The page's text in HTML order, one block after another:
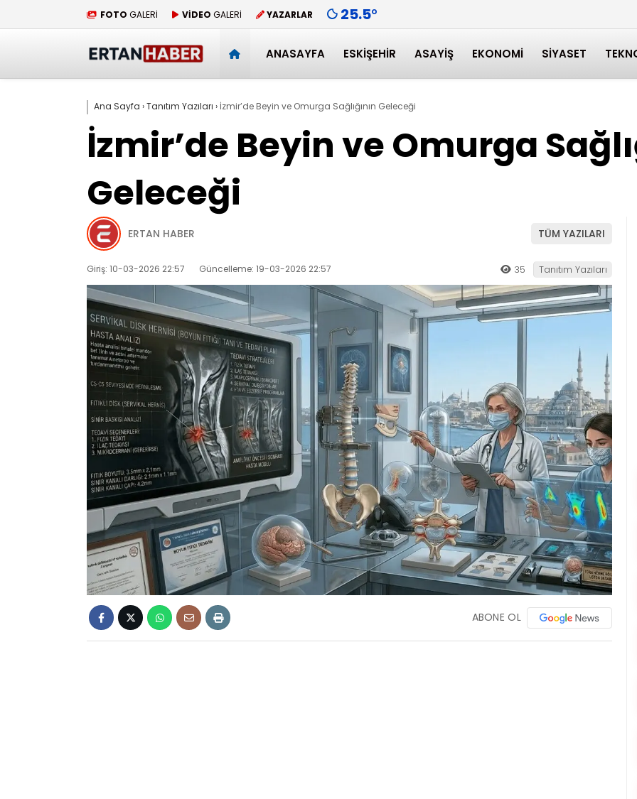
FOTO GALERİ VİDEO GALERİ YAZARLAR 25.5°
ANASAYFA ESKIŞEHIR ASAYIŞ EKONOMI SIYASET
Ana Sayfa ›Tanıtım Yazıları › İzmir’de Beyin ve Omurga Sağlığının Geleceği
İzmir’de Beyin ve Omurga
Geleceği
ERTAN HABER TÜM YAZILARI
Giriş: 10-03-2026 22:57 Güncelleme: 19-03-2026 22:57 35 Tanıtım Yazıları
ABONE OL